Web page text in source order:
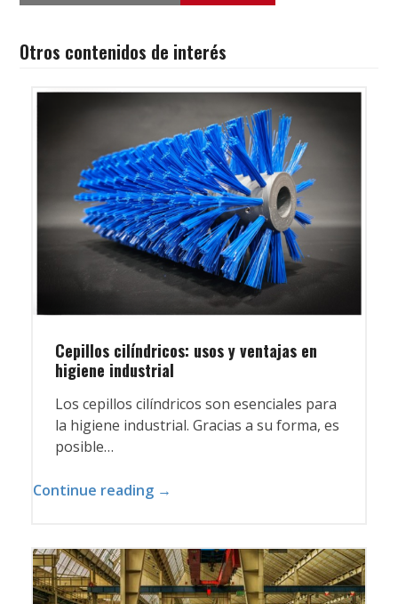
Otros contenidos de interés
Cepillos cilíndricos: usos y ventajas en
higiene industrial
Los cepillos cilíndricos son esenciales para
la higiene industrial. Gracias a su forma, es
posible…
Continue reading →